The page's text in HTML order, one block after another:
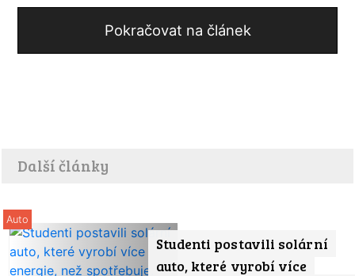
Pokračovat na článek
Další články
Studenti postavili solární
auto, které vyrobí více
Auto